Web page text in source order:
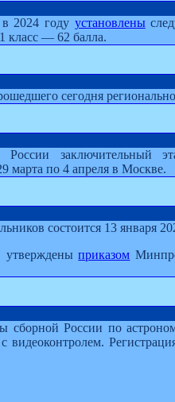
2024 году установлены
класс — 62 балла.
сегодня
заключительный
марта по 4 апреля в Москве.
состоится 13 января
утвержденыприказом
сборной России по